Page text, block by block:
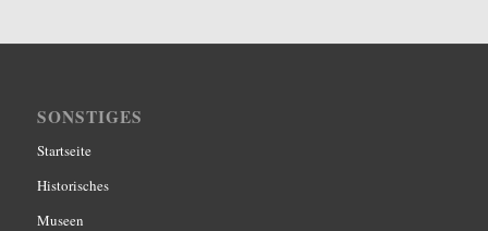
SONSTIGES
Startseite
Historisches
Museen